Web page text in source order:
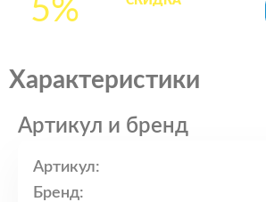
5%
Характеристики
Артикул и бренд
Артикул:
Бренд: